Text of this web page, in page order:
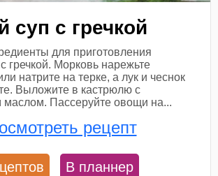
с гречкой
для приготовления
гречкой. Морковь нарежьте
натрите на терке, а лук и чеснок
Выложите в кастрюлю с
маслом. Пассеруйте овощи на...
рецепт
В планнер